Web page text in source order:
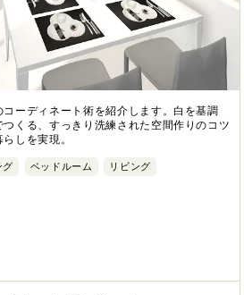
ーディネート術を紹介します。白を基調
くる、すっきり洗練された空間作りのコツ
しを実現。
グ ベッドルーム リビング